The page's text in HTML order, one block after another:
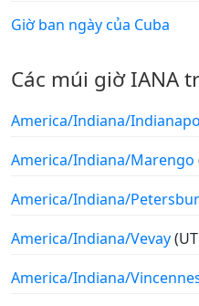
Giờ ban ngày của Cuba
Các múi giờ IANA
America/Indiana/
America/Indiana/Marengo
America/Indiana/
America/Indiana/Vevay
America/Indiana/